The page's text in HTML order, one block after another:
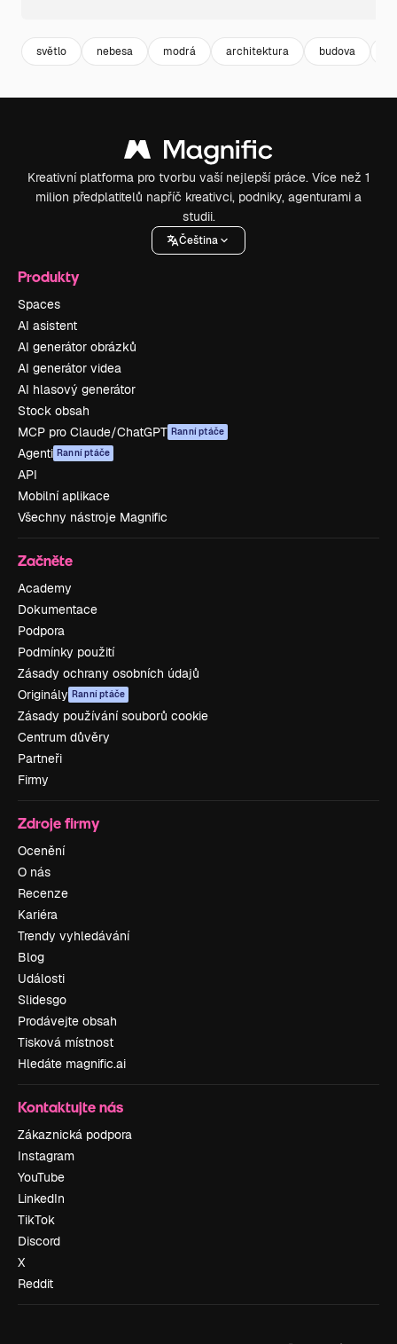
světlo nebesa modrá architektura budova
Kreativní platforma pro tvorbu vaší nejlepší práce. Více než 1
milion předplatitelů napříč kreativci, podniky, agenturami a
studii.
Čeština
Produkty
Spaces
AI asistent
AI generátor obrázků
AI generátor videa
AI hlasový generátor
Stock obsah
MCP pro Claude/ChatGPT Ranní ptáče
Agenti Ranní ptáče
API
Mobilní aplikace
Všechny nástroje Magnific
Začněte
Academy
Dokumentace
Podpora
Podmínky použití
Zásady ochrany osobních údajů
Originály Ranní ptáče
Zásady používání souborů cookie
Centrum důvěry
Partneři
Firmy
Zdroje firmy
Ocenění
O nás
Recenze
Kariéra
Trendy vyhledávání
Blog
Události
Slidesgo
Prodávejte obsah
Tisková místnost
Hledáte magnific.ai
Kontaktujte nás
Zákaznická podpora
Instagram
YouTube
LinkedIn
TikTok
Discord
X
Reddit